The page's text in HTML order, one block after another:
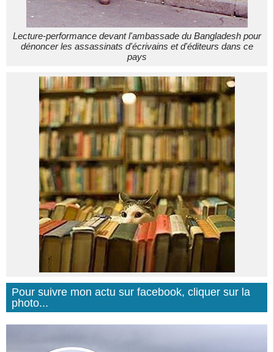
Lecture-performance devant l'ambassade du Bangladesh pour
dénoncer les assassinats d'écrivains et d'éditeurs dans ce
pays
Pour suivre mon actu sur facebook, cliquer sur la
photo...